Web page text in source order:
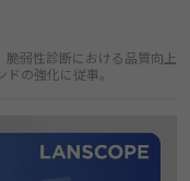
弱性診断における品質向上
の強化に従事。